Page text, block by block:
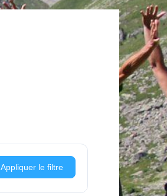
Appliquer le filtre